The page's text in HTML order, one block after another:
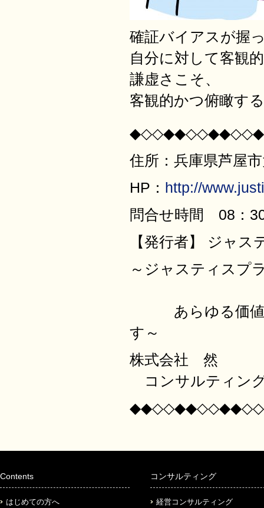
確証バイアスが握
自分に対して客観
謙虚さこそ、
客観的かつ俯瞰す
住所：兵庫県芦屋
HP： http://
問合せ時間 08：
【発行者】 ジャ
～ジャスティ
あらゆる価値を
す～
株式会社 然
コンサルティン
Contents
はじめての方へ
コンサルティング
経営コンサルティング